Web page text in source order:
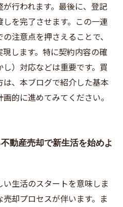
行われます。最後に、登記
を完了させます。この一連
注意点を押さえることで、
します。特に契約内容の確
）対応などは重要です。買
、本ブログで紹介した基本
的に進めてみてください。
動産売却で新生活を始めよ
生活のスタートを意味しま
却プロセスが伴います。ま